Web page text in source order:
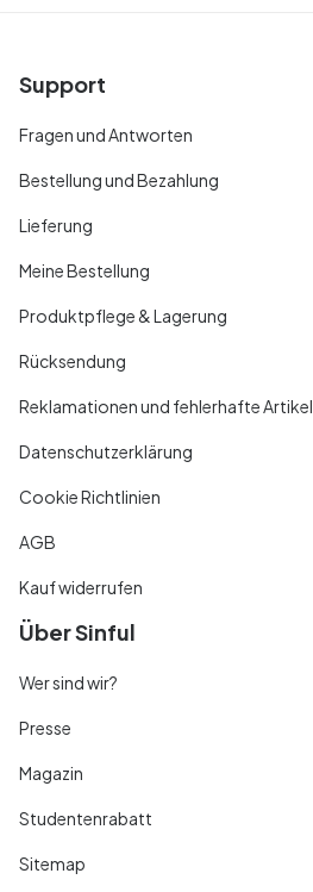
Support
Fragen und Antworten
Bestellung und Bezahlung
Lieferung
Meine Bestellung
Produktpflege & Lagerung
Rücksendung
Reklamationen und fehlerhafte Artikel
Datenschutzerklärung
Cookie Richtlinien
AGB
Kauf widerrufen
Über Sinful
Wer sind wir?
Presse
Magazin
Studentenrabatt
Sitemap